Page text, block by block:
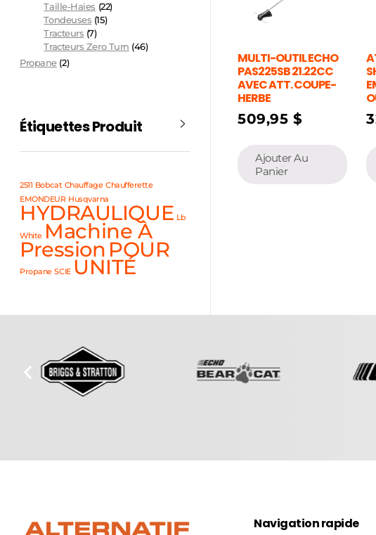
MULTI-OUTIL ECHO
PAS225SB 21.22CC
AVEC ATT. COUPE-
HERBE
509,95$
Ajouter Au
Panier
Taille-Haies (22)
Tondeuses (15)
Tracteurs (7)
Tracteurs Zero Turn (46)
Propane (2)
Étiquettes Produit
2511 Bobcat Chauffage Chaufferette
EMONDEUR Husqvarna
HYDRAULIQUE Lb
White Machine À
Pression POUR
Propane SCIE UNITÉ
Navigation rapide